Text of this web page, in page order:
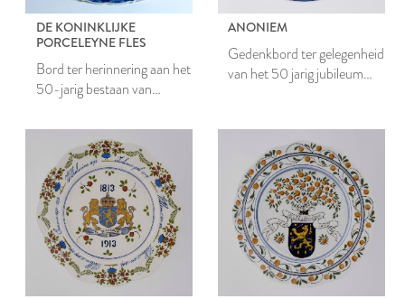
DE KONINKLIJKE
PORCELEYNE FLES
Bord ter herinnering aan het
50-jarig bestaan van
ANONIEM
Gedenkbord ter gelegenheid
van het 50 jarig jubileum